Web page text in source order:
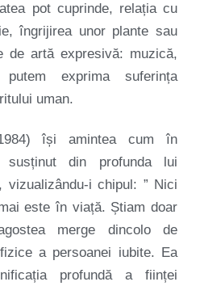
pot cuprinde, relația cu
îngrijirea unor plante sau
de artă expresivă: muzică,
exprima suferința
uman.
își amintea cum în
susținut din profunda lui
vizualizându-i chipul: ” Nici
este în viață. Știam doar
merge dincolo de
a persoanei iubite. Ea
profundă a ființei